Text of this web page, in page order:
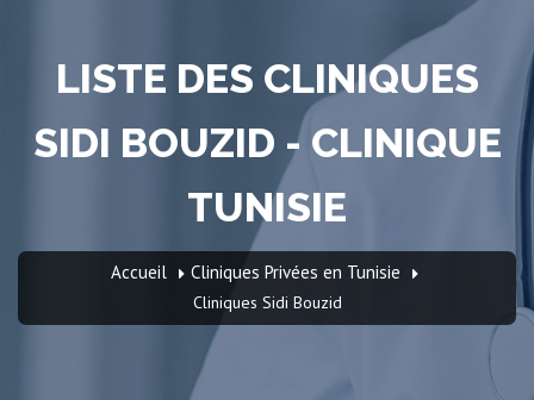
LISTE DES CLINIQUES
SIDI BOUZID - CLINIQUE
TUNISIE
Accueil Cliniques Privées en Tunisie
Cliniques Sidi Bouzid